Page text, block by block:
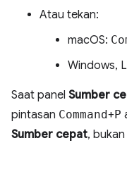
Atau tekan:
macOS:
Windows,
Saat panel Sumber
pintasan Command+ P
Sumber cepat,